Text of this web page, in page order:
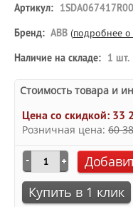
Артикул:
Бренд: ABB (подробнее о
Наличие на складе: 1 шт.
Стоимость товара и
Цена со скидкой: 33
Розничная цена: 60
Купить в 1 клик